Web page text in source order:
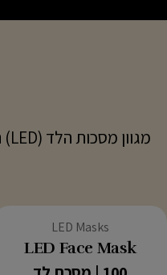
סוג:
LED Masks
LED Face Mask